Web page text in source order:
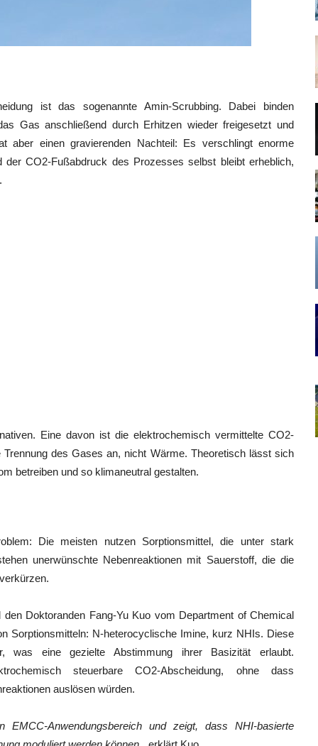
ist das sogenannte Amin-Scrubbing. Dabei binden
Gas anschließend durch Erhitzen wieder freigesetzt und
aber einen gravierenden Nachteil: Es verschlingt enorme
CO2-Fußabdruck des Prozesses selbst bleibt erheblich,
Eine davon ist die elektrochemisch vermittelte CO2-
des Gases an, nicht Wärme. Theoretisch lässt sich
betreiben und so klimaneutral gestalten.
Die meisten nutzen Sorptionsmittel, die unter stark
unerwünschte Nebenreaktionen mit Sauerstoff, die die
Doktoranden Fang-Yu Kuo vom Department of Chemical
Sorptionsmitteln: N-heterocyclische Imine, kurz NHIs. Diese
was eine gezielte Abstimmung ihrer Basizität erlaubt.
steuerbare CO2-Abscheidung, ohne dass
auslösen würden.
Anwendungsbereich und zeigt, dass NHI-basierte